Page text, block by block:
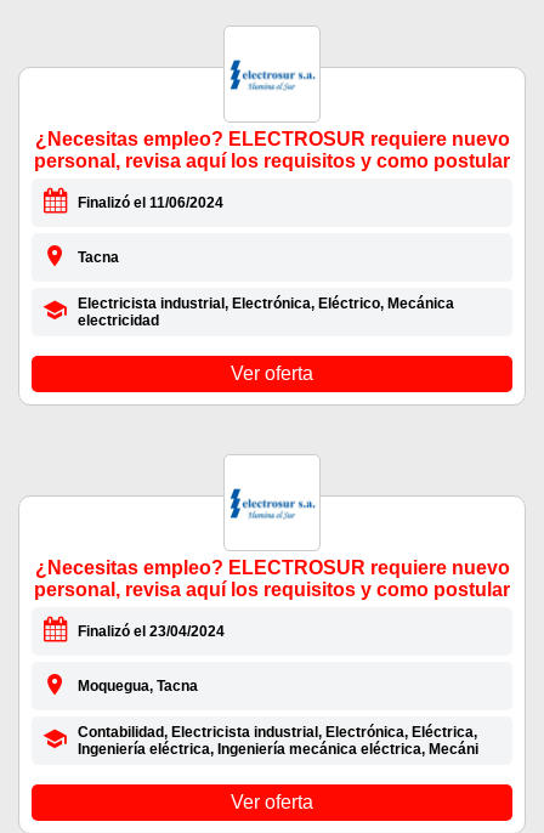
¿Necesitas empleo? ELECTROSUR requiere nuevo
personal, revisa aquí los requisitos y como postular
Finalizó el 11/06/2024
Tacna
Electricista industrial, Electrónica, Eléctrico, Mecánica
electricidad
Ver oferta
¿Necesitas empleo? ELECTROSUR requiere nuevo
personal, revisa aquí los requisitos y como postular
Finalizó el 23/04/2024
Moquegua, Tacna
Contabilidad, Electricista industrial, Electrónica, Eléctrica,
Ingeniería eléctrica, Ingeniería mecánica eléctrica, Mecáni
Ver oferta